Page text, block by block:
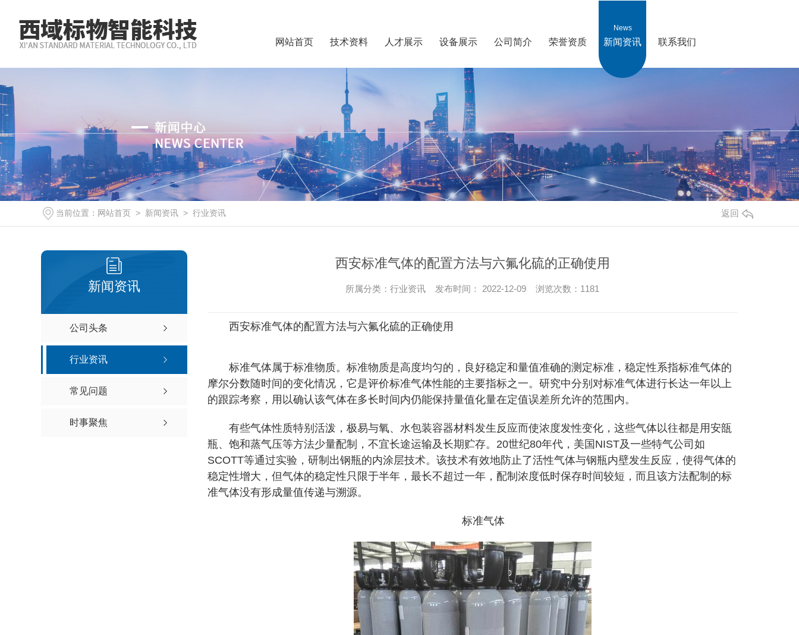
网站首页 技术资料 人才展示 设备展示 公司简介 荣誉资质
News
新闻资讯 联系我们
当前位置： 网站首页 > 新闻资讯 > 行业资讯 返回
新闻资讯
公司头条
行业资讯
常见问题
时事聚焦
西安标准气体的配置方法与六氟化硫的正确使用
所属分类：行业资讯 发布时间： 2022-12-09 浏览次数：1181
西安标准气体的配置方法与六氟化硫的正确使用
标准气体属于标准物质。标准物质是高度均匀的，良好稳定和量值准确的测定标准，稳定性系指标准气体的
摩尔分数随时间的变化情况，它是评价标准气体性能的主要指标之一。研究中分别对标准气体进行长达一年以上
的跟踪考察，用以确认该气体在多长时间内仍能保持量值化量在定值误差所允许的范围内。
有些气体性质特别活泼，极易与氧、水包装容器材料发生反应而使浓度发性变化，这些气体以往都是用安瓿
瓶、饱和蒸气压等方法少量配制，不宜长途运输及长期贮存。20世纪80年代，美国NIST及一些特气公司如
SCOTT等通过实验，研制出钢瓶的内涂层技术。该技术有效地防止了活性气体与钢瓶内壁发生反应，使得气体的
稳定性增大，但气体的稳定性只限于半年，最长不超过一年，配制浓度低时保存时间较短，而且该方法配制的标
准气体没有形成量值传递与溯源。
标准气体